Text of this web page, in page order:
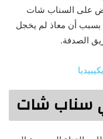
على السناب شات
بسبب أن معاذ لم يخجل
الصدفة.
سناب شات